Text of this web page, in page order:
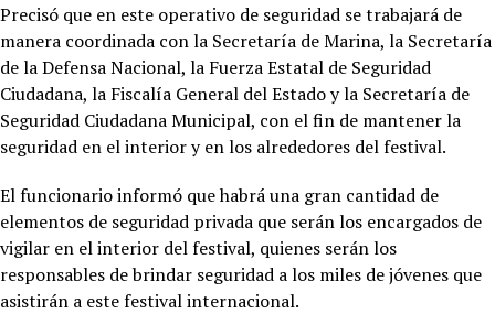
Precisó que en este operativo de seguridad se trabajará de
manera coordinada con la Secretaría de Marina, la Secretaría
de la Defensa Nacional, la Fuerza Estatal de Seguridad
Ciudadana, la Fiscalía General del Estado y la Secretaría de
Seguridad Ciudadana Municipal, con el fin de mantener la
seguridad en el interior y en los alrededores del festival.
El funcionario informó que habrá una gran cantidad de
elementos de seguridad privada que serán los encargados de
vigilar en el interior del festival, quienes serán los
responsables de brindar seguridad a los miles de jóvenes que
asistirán a este festival internacional.